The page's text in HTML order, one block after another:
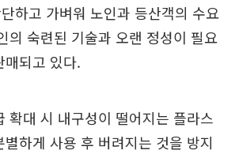
하고 가벼워 노인과 등산객의 수요
의 숙련된 기술과 오랜 정성이 필요
매되고 있다.
확대 시 내구성이 떨어지는 플라스
별하게 사용 후 버려지는 것을 방지